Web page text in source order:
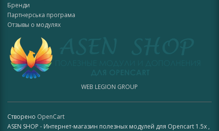
Бренди
Партнерська програма
Отзывы о модулях
WEB LEGION GROUP
Створено OpenCart
ASEN SHOP - Интернет-магазин полезных модулей для Opencart 1.5x ,